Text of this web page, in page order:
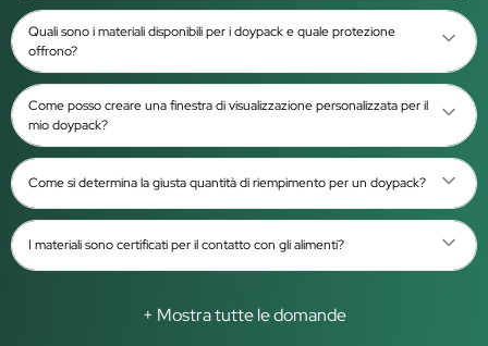
Quali sono i materiali disponibili per i doypack e quale protezione
offrono?
Come posso creare una finestra di visualizzazione personalizzata per il
mio doypack?
Come si determina la giusta quantità di riempimento per un doypack?
I materiali sono certificati per il contatto con gli alimenti?
+ Mostra tutte le domande